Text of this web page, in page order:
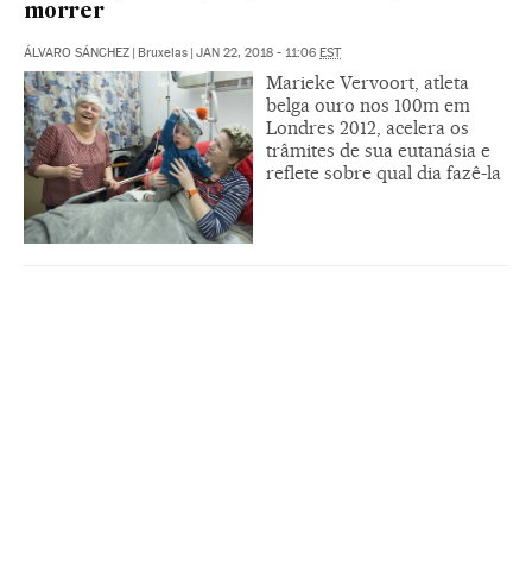
morrer
ÁLVARO SÁNCHEZ | Bruxelas | JAN 22, 2018 - 11:06 EST
Marieke Vervoort, atleta
belga ouro nos 100m em
Londres 2012, acelera os
trâmites de sua eutanásia e
reflete sobre qual dia fazê-la